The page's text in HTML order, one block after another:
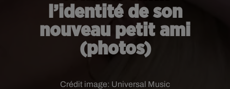
l’identité de son
nouveau petit ami
(photos)
Crédit image: Universal Music